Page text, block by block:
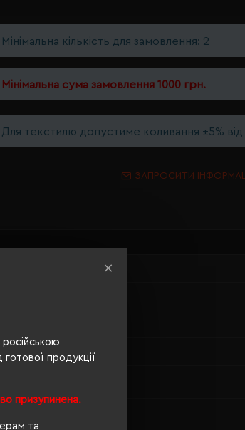
продукції
призупинена.
та
Мінімальна кількість для замовлення: 2
Мінімальна сума замовлення 1000 грн.
Для текстилю допустиме коливання ±5% від
ЗАПРОСИТИ